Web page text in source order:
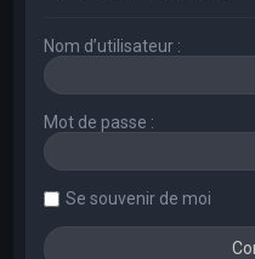
Nom d’utilisateur :
Mot de passe :
Se souvenir de moi